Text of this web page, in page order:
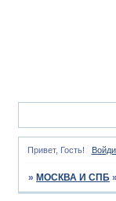
Привет, Гость!
» МОСКВА И СПБ »